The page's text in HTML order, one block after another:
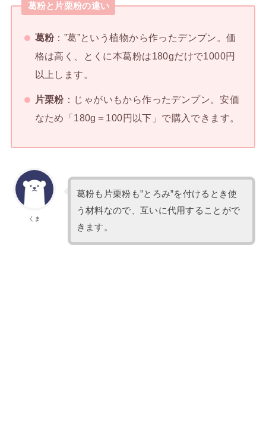
葛粉と片栗粉の違い
葛粉：”葛”という植物から作ったデンプン。価
格は高く、とくに本葛粉は180gだけで1000円
以上します。
片栗粉：じゃがいもから作ったデンプン。安価
なため「180g＝100円以下」で購入できます。
くま
葛粉も片栗粉も”とろみ”を付けるとき使
う材料なので、互いに代用することがで
きます。